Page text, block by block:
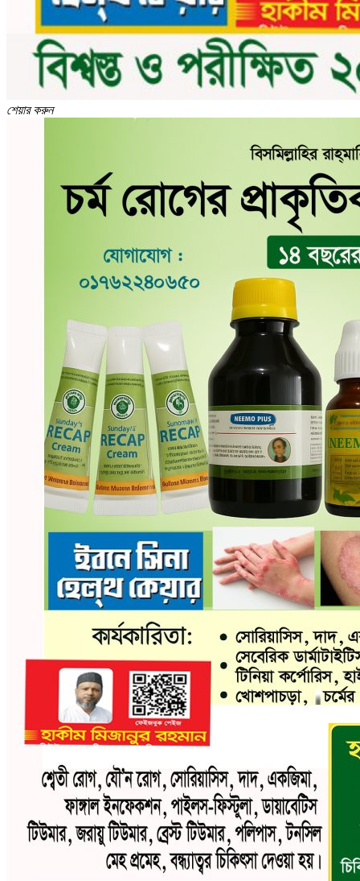
শেয়ার করুন